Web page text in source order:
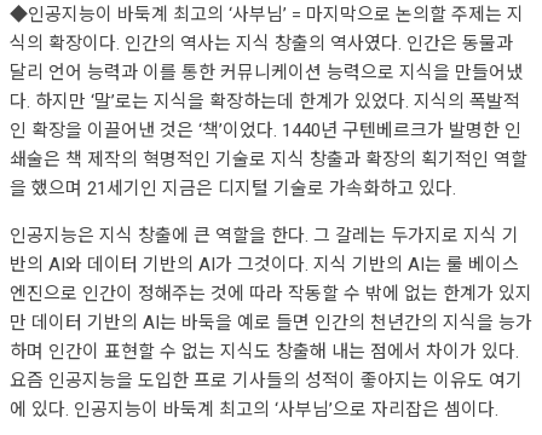
◆인공지능이 바둑계 최고의 ‘사부님’ = 마지막으로 논의할 주제는 지
식의 확장이다. 인간의 역사는 지식 창출의 역사였다. 인간은 동물과
달리 언어 능력과 이를 통한 커뮤니케이션 능력으로 지식을 만들어냈
다. 하지만 ‘말’로는 지식을 확장하는데 한계가 있었다. 지식의 폭발적
인 확장을 이끌어낸 것은 ‘책’이었다. 1440년 구텐베르크가 발명한 인
쇄술은 책 제작의 혁명적인 기술로 지식 창출과 확장의 획기적인 역할
을 했으며 21세기인 지금은 디지털 기술로 가속화하고 있다.
인공지능은 지식 창출에 큰 역할을 한다. 그 갈레는 두가지로 지식 기
반의 AI와 데이터 기반의 AI가 그것이다. 지식 기반의 AI는 룰 베이스
엔진으로 인간이 정해주는 것에 따라 작동할 수 밖에 없는 한계가 있지
만 데이터 기반의 AI는 바둑을 예로 들면 인간의 천년간의 지식을 능가
하며 인간이 표현할 수 없는 지식도 창출해 내는 점에서 차이가 있다.
요즘 인공지능을 도입한 프로 기사들의 성적이 좋아지는 이유도 여기
에 있다. 인공지능이 바둑계 최고의 ‘사부님’으로 자리잡은 셈이다.